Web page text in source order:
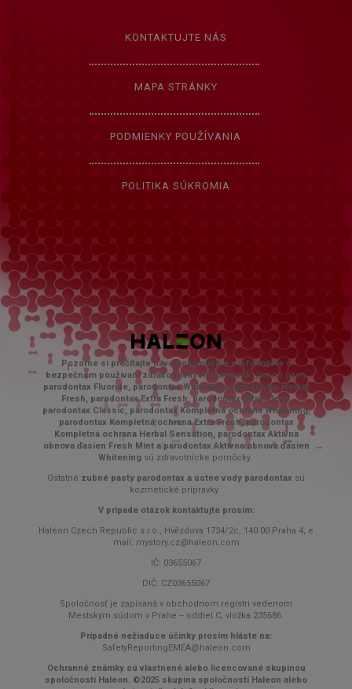
KONTAKTUJTE NÁS
MAPA STRÁNKY
PODMIENKY POUŽÍVANIA
POLITIKA SÚKROMIA
Pozorne si prečítajte návod na použitie a informácie o
bezpečnom používaní zdravotníckych pomôcok.Zubné pasty
parodontax Fluoride, parodontax Whitening, parodontax Herbal
Fresh, parodontax Extra Fresh, parodontax Ultra Clean,
parodontax Classic, parodontax Kompletná ochrana Whitening,
parodontax Kompletná ochrana Extra Fresh, parodontax
Kompletná ochrana Herbal Sensation, parodontax Aktívna
obnova ďasien Fresh Mint a parodontax Aktívna obnova ďasien
Whiteningsú zdravotnícke pomȏcky.
Ostatné zubné pasty parodontax a ústne vody parodontax sú
kozmetické prípravky.
V prípade otázok kontaktujte prosím:
Haleon Czech Republic s.r.o., Hvězdova 1734/2c, 140 00 Praha 4, e
mail: mystory.cz@haleon.com
IČ: 03655067
DIČ: CZ03655067
Spoločnosť je zapísaná v obchodnom registri vedenom
Mestským súdom v Prahe -- oddiel C, vložka 235686.
Prípadné nežiaduce účinky prosím hláste na:
SafetyReportingEMEA@haleon.com
Ochranné známky sú vlastnené alebo licencované skupinou
spoločností Haleon. ©2025 skupina spoločností Haleon alebo